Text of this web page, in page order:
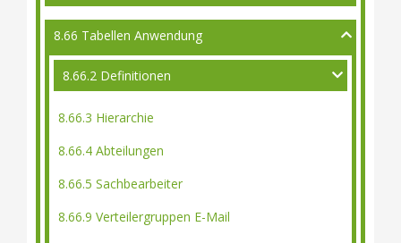
8.66 Tabellen Anwendung
8.66.2 Definitionen
8.66.3 Hierarchie
8.66.4 Abteilungen
8.66.5 Sachbearbeiter
8.66.9 Verteilergruppen E-Mail